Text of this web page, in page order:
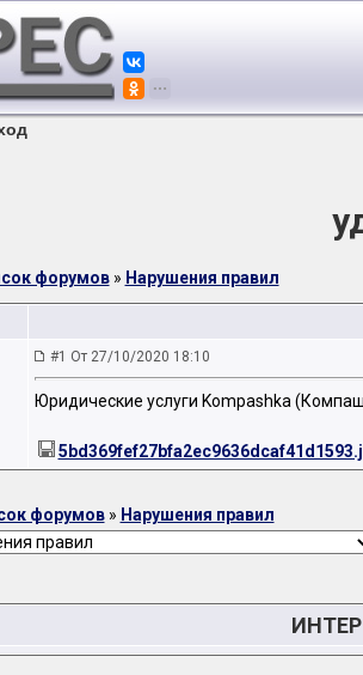
форумов» Нарушения правил
#1 От 27/10/2020 18:10
Юридические услуги Kompashka
форумов» Нарушения правил